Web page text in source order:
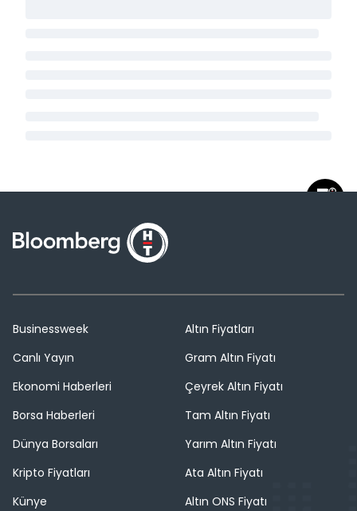
Businessweek
Canlı Yayın
Ekonomi Haberleri
Borsa Haberleri
Dünya Borsaları
Kripto Fiyatları
Künye
Altın Fiyatları
Gram Altın Fiyatı
Çeyrek Altın Fiyatı
Tam Altın Fiyatı
Yarım Altın Fiyatı
Ata Altın Fiyatı
Altın ONS Fiyatı